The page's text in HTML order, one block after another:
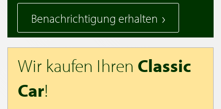
Benachrichtigung erhalten
Wir kaufen Ihren Classic
Car!